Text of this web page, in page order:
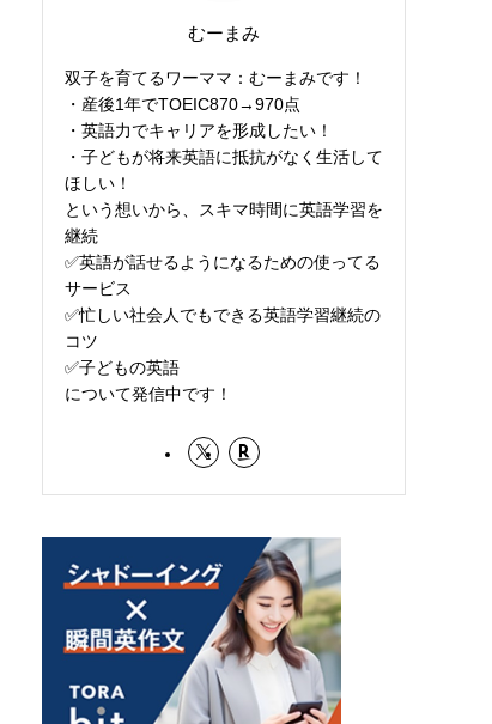
むーまみ
双子を育てるワーママ：むーまみです！
・産後1年でTOEIC870→970点
・英語力でキャリアを形成したい！
・子どもが将来英語に抵抗がなく生活して
ほしい！
という想いから、スキマ時間に英語学習を
継続
✅️英語が話せるようになるための使ってる
サービス
✅️忙しい社会人でもできる英語学習継続の
コツ
✅️子どもの英語
について発信中です！